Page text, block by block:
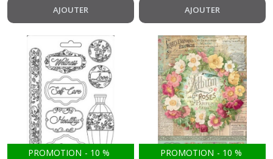
AJOUTER AJOUTER
PROMOTION - 10 %
PROMOTION - 10 %